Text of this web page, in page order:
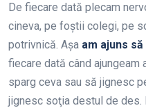
De fiecare dată plecam
cineva, pe foştii colegi, pe
potrivnică. Aşa am ajuns
fiecare dată când
sparg ceva sau să jignesc
jignesc soţia destul de des.